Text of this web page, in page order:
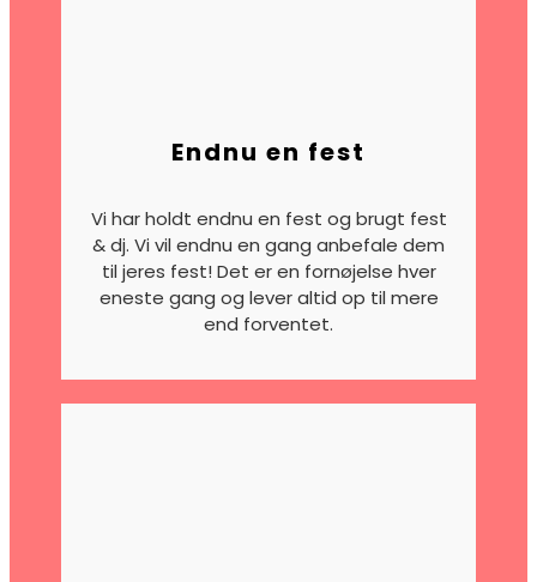
Endnu en fest
Vi har holdt endnu en fest og brugt fest
& dj. Vi vil endnu en gang anbefale dem
til jeres fest! Det er en fornøjelse hver
eneste gang og lever altid op til mere
end forventet.